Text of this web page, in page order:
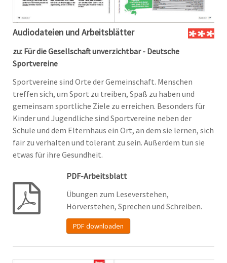
Audiodateien und Arbeitsblätter
zu: Für die Gesellschaft unverzichtbar - Deutsche
Sportvereine
Sportvereine sind Orte der Gemeinschaft. Menschen
treffen sich, um Sport zu treiben, Spaß zu haben und
gemeinsam sportliche Ziele zu erreichen. Besonders für
Kinder und Jugendliche sind Sportvereine neben der
Schule und dem Elternhaus ein Ort, an dem sie lernen, sich
fair zu verhalten und tolerant zu sein. Außerdem tun sie
etwas für ihre Gesundheit.
PDF-Arbeitsblatt
Übungen zum Leseverstehen,
Hörverstehen, Sprechen und Schreiben.
PDF downloaden